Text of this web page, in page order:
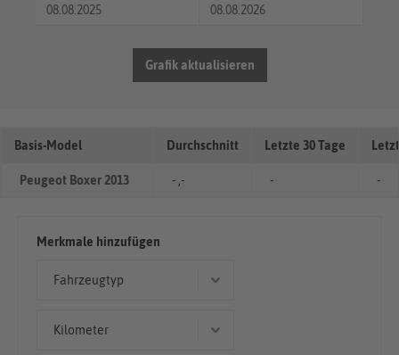
Grafik aktualisieren
Basis-Model Durchschnitt Letzte 30 Tage
Peugeot Boxer 2013 - ,- - -
Merkmale hinzufügen
Fahrzeugtyp
Kilometer